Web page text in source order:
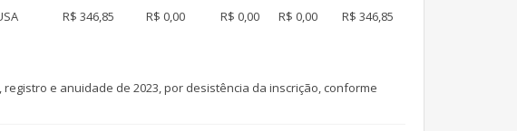
R$ 346,85 R$ 0,00 R$ 0,00 R$ 0,00 R$ 346,85
registro e anuidade de 2023, por desistência da inscrição, conforme